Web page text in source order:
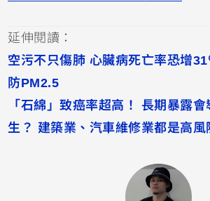
延伸閱讀：
空污不只傷肺 心臟病死亡率恐增
防PM2.5
「石綿」致癌率超高！ 長期暴露
生？ 建築業、汽車維修業都是高風